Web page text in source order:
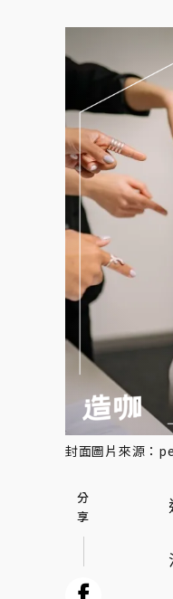
封面圖片來源：